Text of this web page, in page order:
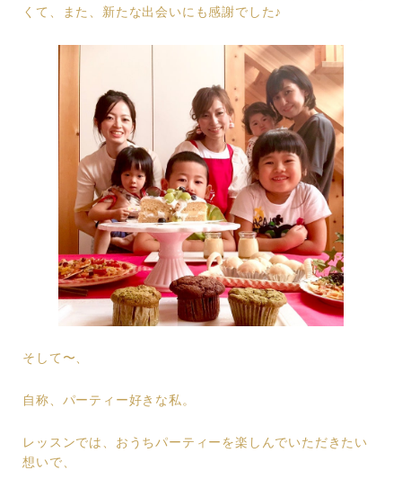
くて、また、新たな出会いにも感謝でした♪
そして〜、
自称、パーティー好きな私。
レッスンでは、おうちパーティーを楽しんでいただきたい
想いで、